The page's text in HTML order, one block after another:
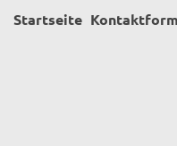
Startseite